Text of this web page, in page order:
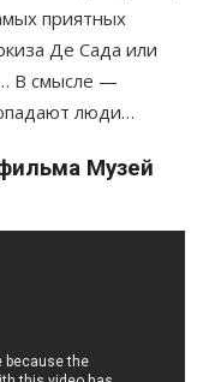
приятных
Де Сада или
В смысле —
люди…
Музей